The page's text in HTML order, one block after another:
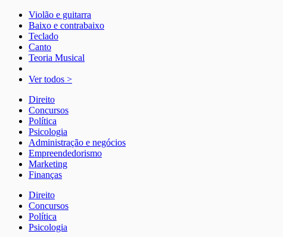
Violão e guitarra
Baixo e contrabaixo
Teclado
Canto
Teoria Musical
Ver todos >
Direito
Concursos
Política
Psicologia
Administração e negócios
Empreendedorismo
Marketing
Finanças
Direito
Concursos
Política
Psicologia